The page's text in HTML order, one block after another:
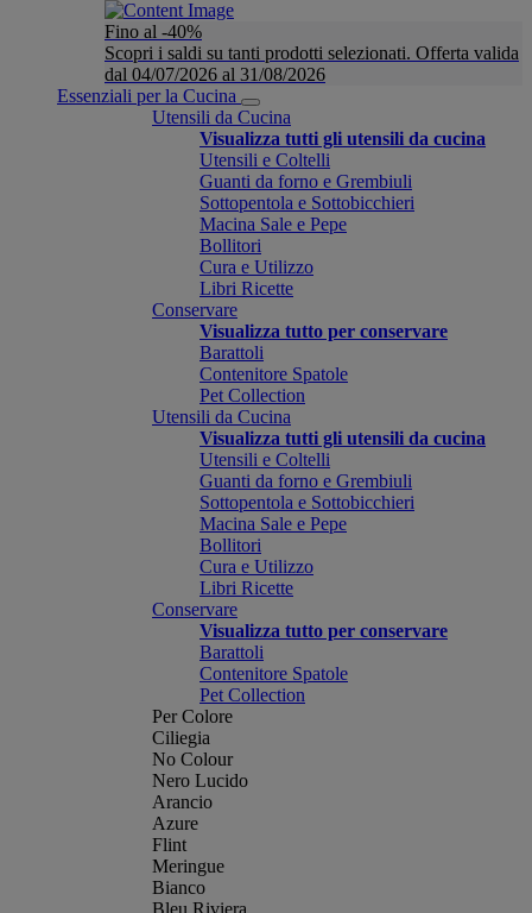
Fino al -40%
Scopri i saldi su tanti prodotti selezionati. Offerta valida
dal 04/07/2026 al 31/08/2026
Essenziali per la Cucina
Utensili da Cucina
Visualizza tutti gli utensili da cucina
Utensili e Coltelli
Guanti da forno e Grembiuli
Sottopentola e Sottobicchieri
Macina Sale e Pepe
Bollitori
Cura e Utilizzo
Libri Ricette
Conservare
Visualizza tutto per conservare
Barattoli
Contenitore Spatole
Pet Collection
Utensili da Cucina
Visualizza tutti gli utensili da cucina
Utensili e Coltelli
Guanti da forno e Grembiuli
Sottopentola e Sottobicchieri
Macina Sale e Pepe
Bollitori
Cura e Utilizzo
Libri Ricette
Conservare
Visualizza tutto per conservare
Barattoli
Contenitore Spatole
Pet Collection
Per Colore
Ciliegia
No Colour
Nero Lucido
Arancio
Azure
Flint
Meringue
Bianco
Bleu Riviera